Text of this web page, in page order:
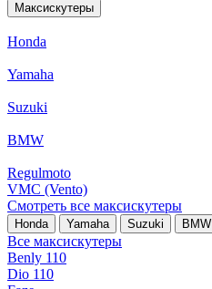
Максискутеры
Honda
Yamaha
Suzuki
BMW
Regulmoto
VMC (Vento)
Смотреть все максискутеры
Honda Yamaha Suzuki BMW
Все максискутеры
Benly 110
Dio 110